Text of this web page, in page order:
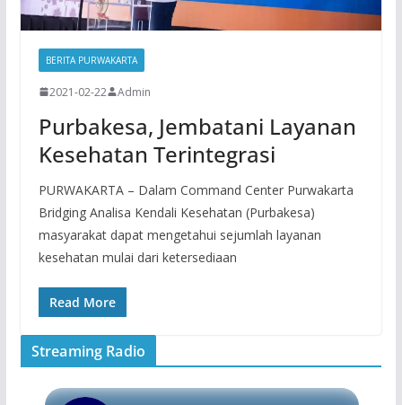
BERITA PURWAKARTA
2021-02-22 Admin
Purbakesa, Jembatani Layanan
Kesehatan Terintegrasi
PURWAKARTA – Dalam Command Center Purwakarta
Bridging Analisa Kendali Kesehatan (Purbakesa)
masyarakat dapat mengetahui sejumlah layanan
kesehatan mulai dari ketersediaan
Read More
Streaming Radio